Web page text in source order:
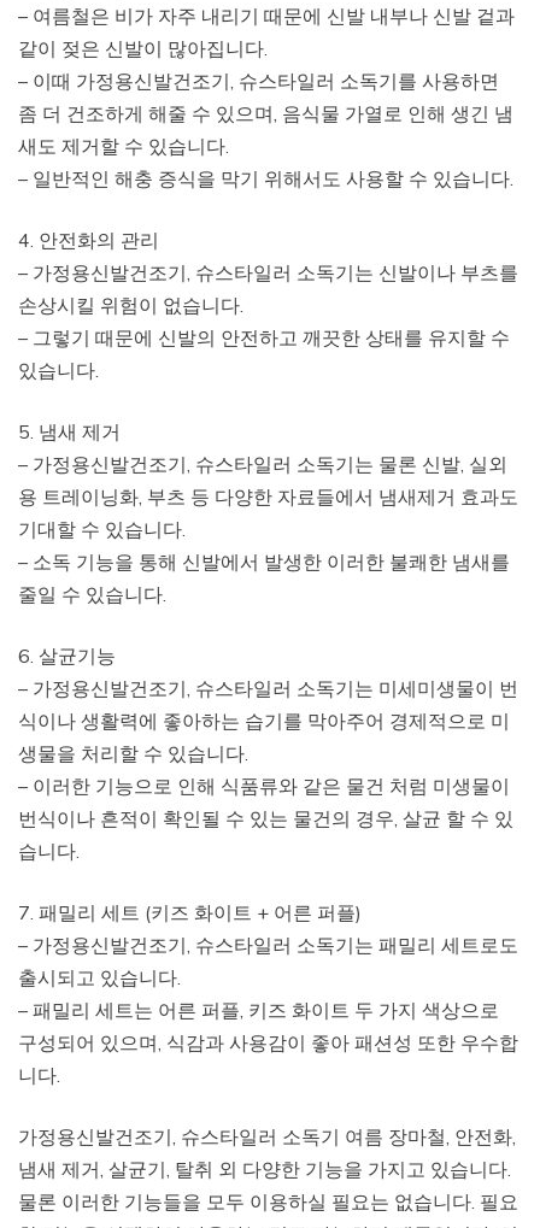
– 여름철은 비가 자주 내리기 때문에 신발 내부나 신발 겉과
같이 젖은 신발이 많아집니다.
– 이때 가정용신발건조기, 슈스타일러 소독기를 사용하면
좀 더 건조하게 해줄 수 있으며, 음식물 가열로 인해 생긴 냄
새도 제거할 수 있습니다.
– 일반적인 해충 증식을 막기 위해서도 사용할 수 있습니다.
4. 안전화의 관리
– 가정용신발건조기, 슈스타일러 소독기는 신발이나 부츠를
손상시킬 위험이 없습니다.
– 그렇기 때문에 신발의 안전하고 깨끗한 상태를 유지할 수
있습니다.
5. 냄새 제거
– 가정용신발건조기, 슈스타일러 소독기는 물론 신발, 실외
용 트레이닝화, 부츠 등 다양한 자료들에서 냄새제거 효과도
기대할 수 있습니다.
– 소독 기능을 통해 신발에서 발생한 이러한 불쾌한 냄새를
줄일 수 있습니다.
6. 살균기능
– 가정용신발건조기, 슈스타일러 소독기는 미세미생물이 번
식이나 생활력에 좋아하는 습기를 막아주어 경제적으로 미
생물을 처리할 수 있습니다.
– 이러한 기능으로 인해 식품류와 같은 물건 처럼 미생물이
번식이나 흔적이 확인될 수 있는 물건의 경우, 살균 할 수 있
습니다.
7. 패밀리 세트 (키즈 화이트 + 어른 퍼플)
– 가정용신발건조기, 슈스타일러 소독기는 패밀리 세트로도
출시되고 있습니다.
– 패밀리 세트는 어른 퍼플, 키즈 화이트 두 가지 색상으로
구성되어 있으며, 식감과 사용감이 좋아 패션성 또한 우수합
니다.
가정용신발건조기, 슈스타일러 소독기 여름 장마철, 안전화,
냄새 제거, 살균기, 탈취 외 다양한 기능을 가지고 있습니다.
물론 이러한 기능들을 모두 이용하실 필요는 없습니다. 필요